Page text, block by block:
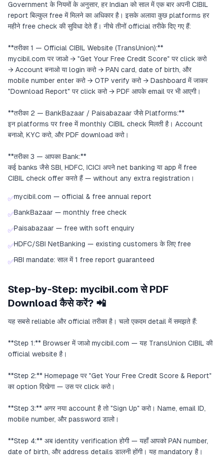
Government के नियमों के अनुसार, हर Indian को साल में एक बार अपनी CIBIL
report बिल्कुल free में मिलने का अधिकार है। इसके अलावा कुछ platforms हर
महीने free check की सुविधा देते हैं। नीचे तीनों official तरीके दिए गए हैं:
**तरीका 1 — Official CIBIL Website (TransUnion):**
mycibil.com पर जाओ → "Get Your Free Credit Score" पर click करो
→ Account बनाओ या login करो → PAN card, date of birth, और
mobile number enter करो → OTP verify करो → Dashboard में जाकर
"Download Report" पर click करो → PDF आपके email पर भी आएगी।
**तरीका 2 — BankBazaar / Paisabazaar जैसे Platforms:**
इन platforms पर free में monthly CIBIL check मिलती है। Account
बनाओ, KYC करो, और PDF download करो।
**तरीका 3 — आपका Bank:**
कई banks जैसे SBI, HDFC, ICICI अपने net banking या app में free
CIBIL check offer करते हैं — without any extra registration।
✅mycibil.com — official & free annual report
✅BankBazaar — monthly free check
✅Paisabazaar — free with soft enquiry
✅HDFC/SBI NetBanking — existing customers के लिए free
✅RBI mandate: साल में 1 free report guaranteed
Step-by-Step: mycibil.com से PDF
Download कैसे करें? 📲
यह सबसे reliable और official तरीका है। चलो एकदम detail में समझते हैं:
**Step 1:** Browser में जाओ mycibil.com — यह TransUnion CIBIL की
official website है।
**Step 2:** Homepage पर "Get Your Free Credit Score & Report"
का option दिखेगा — उस पर click करो।
**Step 3:** अगर नया account है तो "Sign Up" करो। Name, email ID,
mobile number, और password डालो।
**Step 4:** अब identity verification होगी — यहाँ आपको PAN number,
date of birth, और address details डालनी होंगी। यह mandatory है।